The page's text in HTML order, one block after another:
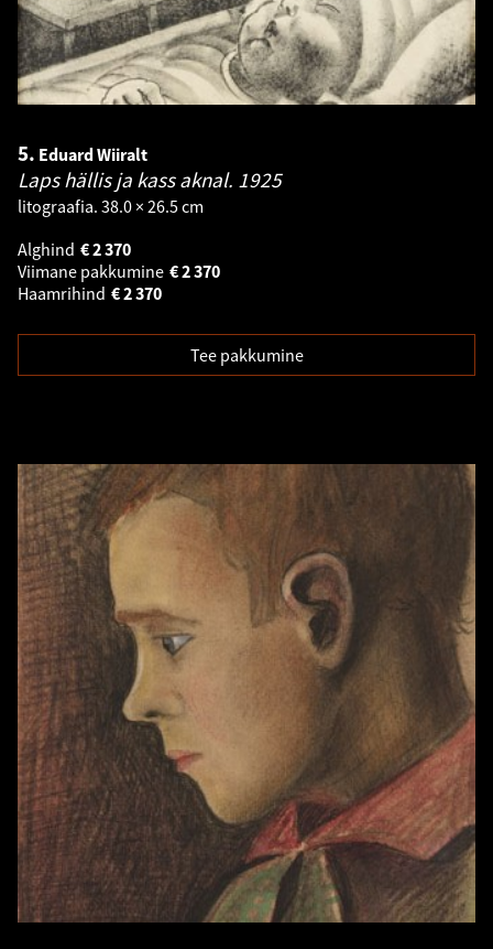
5. Eduard Wiiralt
Laps hällis ja kass aknal. 1925
litograafia. 38.0 × 26.5 cm
Alghind
2 370
€
Viimane pakkumine
2 370
€
Haamrihind
2 370
€
Tee pakkumine